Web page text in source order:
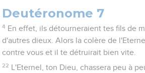
Deutéronome 7
4 En effet, ils détourneraient tes fils de
d'autres dieux. Alors la colère de
contre vous et il te détruirait bien vite.
22
L'Eternel, ton Dieu, chassera peu à